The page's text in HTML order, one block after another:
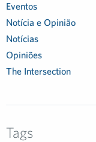
Eventos
Notícia e Opinião
Notícias
Opiniões
The Intersection
Tags